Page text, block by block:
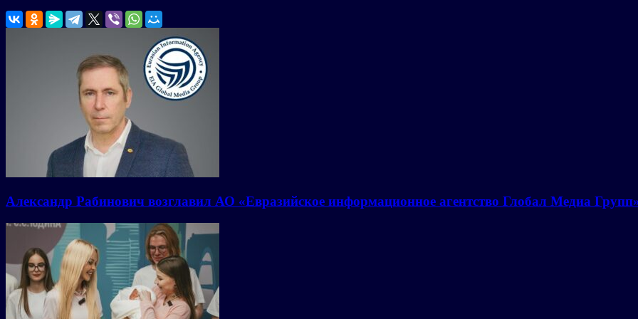
Александр Рабинович возглавил АО «Евразийское информационное агентство Глобал Медиа